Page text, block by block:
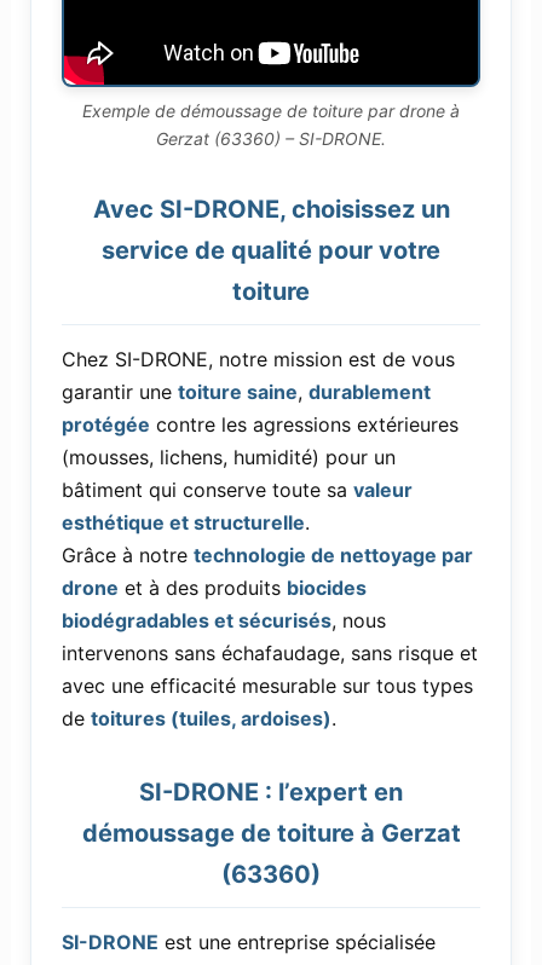
Exemple de démoussage de toiture par drone à
Gerzat (63360) – SI-DRONE.
Avec SI-DRONE, choisissez un
service de qualité pour votre
toiture
Chez SI-DRONE, notre mission est de vous
garantir une toiture saine, durablement
protégée contre les agressions extérieures
(mousses, lichens, humidité) pour un
bâtiment qui conserve toute sa valeur
esthétique et structurelle.
Grâce à notre technologie de nettoyage par
drone et à des produits biocides
biodégradables et sécurisés, nous
intervenons sans échafaudage, sans risque et
avec une efficacité mesurable sur tous types
de toitures (tuiles, ardoises).
SI-DRONE : l’expert en
démoussage de toiture à Gerzat
(63360)
SI-DRONE est une entreprise spécialisée